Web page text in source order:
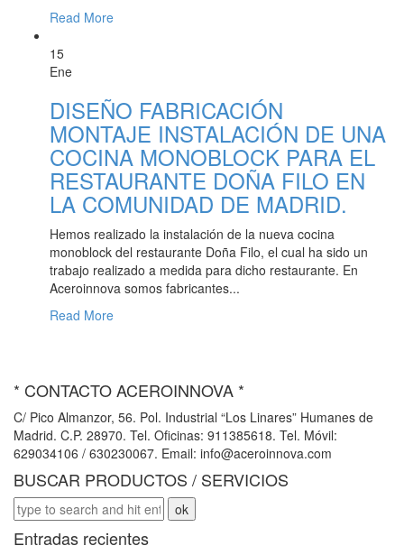
Read More
15
Ene
DISEÑO FABRICACIÓN
MONTAJE INSTALACIÓN DE UNA
COCINA MONOBLOCK PARA EL
RESTAURANTE DOÑA FILO EN
LA COMUNIDAD DE MADRID.
Hemos realizado la instalación de la nueva cocina
monoblock del restaurante Doña Filo, el cual ha sido un
trabajo realizado a medida para dicho restaurante. En
Aceroinnova somos fabricantes...
Read More
* CONTACTO ACEROINNOVA *
C/ Pico Almanzor, 56. Pol. Industrial “Los Linares” Humanes de
Madrid. C.P. 28970. Tel. Oficinas: 911385618. Tel. Móvil:
629034106 / 630230067. Email: info@aceroinnova.com
BUSCAR PRODUCTOS / SERVICIOS
Entradas recientes